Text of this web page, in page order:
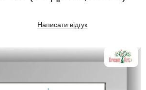
Написати відгук